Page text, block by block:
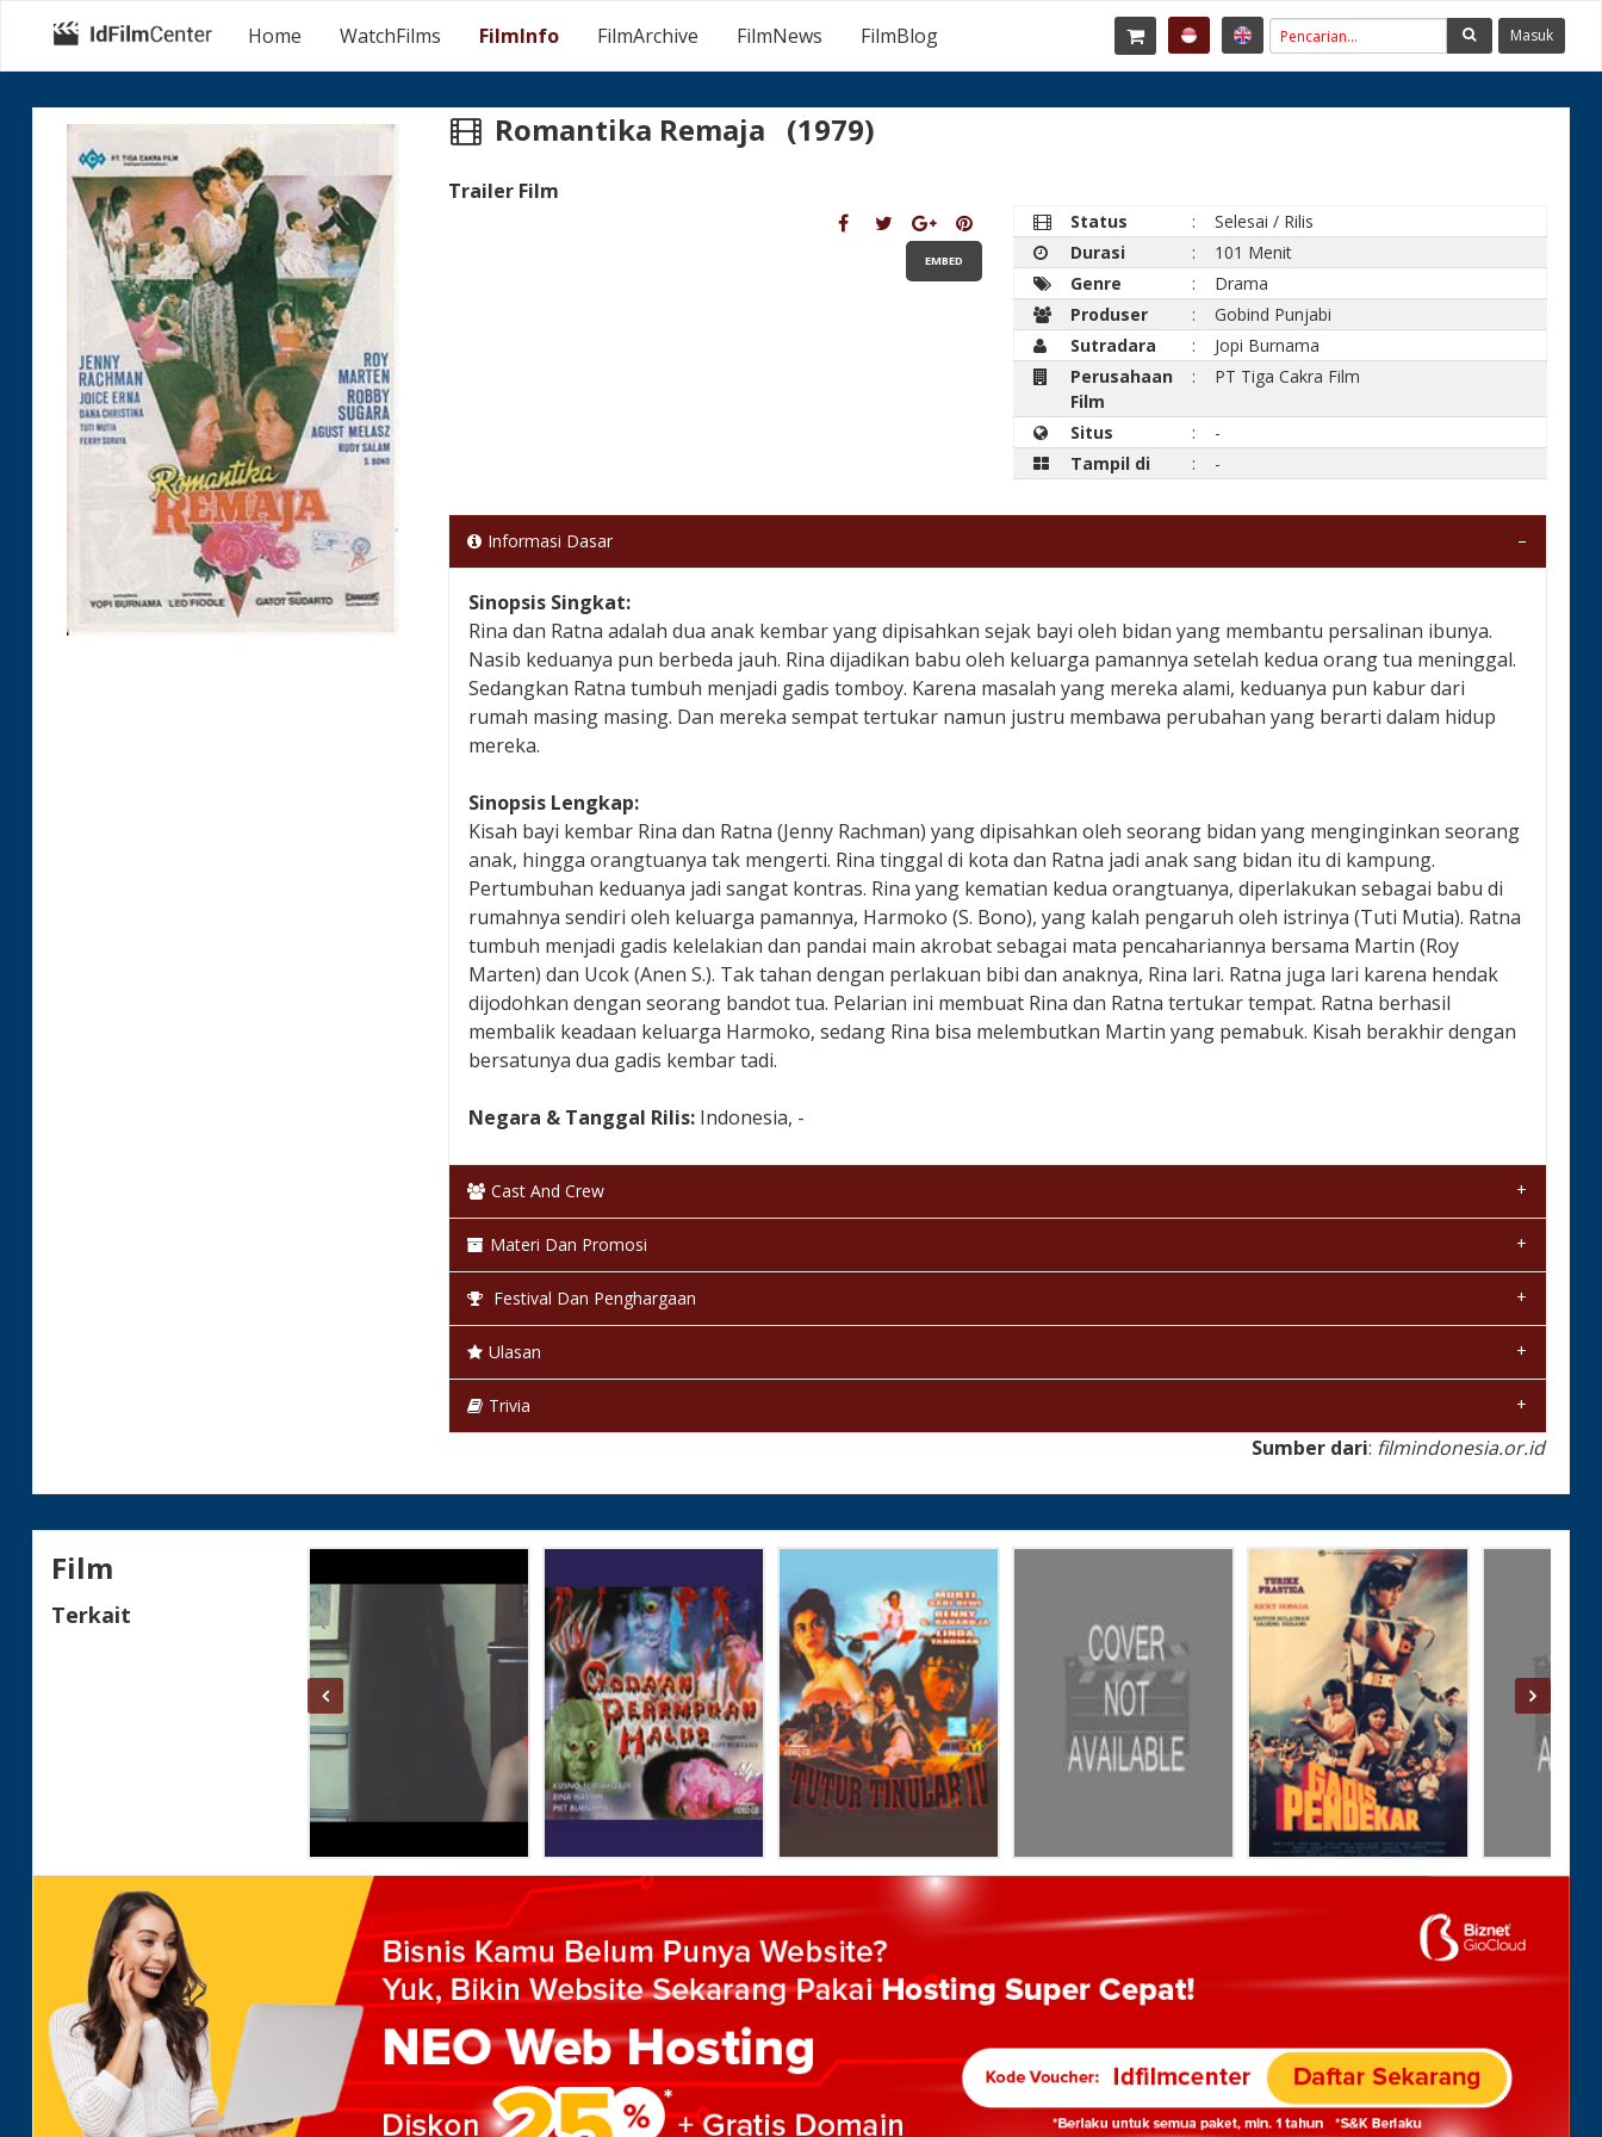
Home WatchFilms FilmInfo FilmArchive FilmNews FilmBlog Masuk
Romantika Remaja (1979)
Trailer Film
EMBED
Status :
Selesai / Rilis
Durasi
:
101 Menit
Genre
:
Drama
Produser
:
Gobind Punjabi
Sutradara
:
Jopi Burnama
Perusahaan
Film
: PT Tiga Cakra Film
Situs :
-
Tampil di
: -
Informasi Dasar
Sinopsis Singkat:
Rina dan Ratna adalah dua anak kembar yang dipisahkan sejak bayi oleh bidan yang membantu persalinan ibunya.
Nasib keduanya pun berbeda jauh. Rina dijadikan babu oleh keluarga pamannya setelah kedua orang tua meninggal.
Sedangkan Ratna tumbuh menjadi gadis tomboy. Karena masalah yang mereka alami, keduanya pun kabur dari
rumah masing masing. Dan mereka sempat tertukar namun justru membawa perubahan yang berarti dalam hidup
mereka.
Sinopsis Lengkap:
Kisah bayi kembar Rina dan Ratna (Jenny Rachman) yang dipisahkan oleh seorang bidan yang menginginkan seorang
anak, hingga orangtuanya tak mengerti. Rina tinggal di kota dan Ratna jadi anak sang bidan itu di kampung.
Pertumbuhan keduanya jadi sangat kontras. Rina yang kematian kedua orangtuanya, diperlakukan sebagai babu di
rumahnya sendiri oleh keluarga pamannya, Harmoko (S. Bono), yang kalah pengaruh oleh istrinya (Tuti Mutia). Ratna
tumbuh menjadi gadis kelelakian dan pandai main akrobat sebagai mata pencahariannya bersama Martin (Roy
Marten) dan Ucok (Anen S.). Tak tahan dengan perlakuan bibi dan anaknya, Rina lari. Ratna juga lari karena hendak
dijodohkan dengan seorang bandot tua. Pelarian ini membuat Rina dan Ratna tertukar tempat. Ratna berhasil
membalik keadaan keluarga Harmoko, sedang Rina bisa melembutkan Martin yang pemabuk. Kisah berakhir dengan
bersatunya dua gadis kembar tadi.
Negara & Tanggal Rilis: Indonesia, -
Bahasa:
Warna:Berwarna
Status:
Cast And Crew
Materi Dan Promosi
Festival Dan Penghargaan
Ulasan
Trivia
Sumber dari: filmindonesia.or.id
Film
Terkait